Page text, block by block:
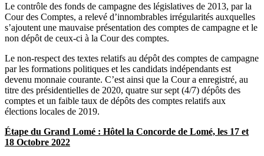
Le contrôle des fonds de campagne des législatives de 2013, par la
Cour des Comptes, a relevé d’innombrables irrégularités auxquelles
s’ajoutent une mauvaise présentation des comptes de campagne et le
non dépôt de ceux-ci à la Cour des comptes.
Le non-respect des textes relatifs au dépôt des comptes de campagne
par les formations politiques et les candidats indépendants est
devenu monnaie courante. C’est ainsi que la Cour a enregistré, au
titre des présidentielles de 2020, quatre sur sept (4/7) dépôts des
comptes et un faible taux de dépôts des comptes relatifs aux
élections locales de 2019.
Étape du Grand Lomé : Hôtel la Concorde de Lomé, les 17 et
18 Octobre 2022